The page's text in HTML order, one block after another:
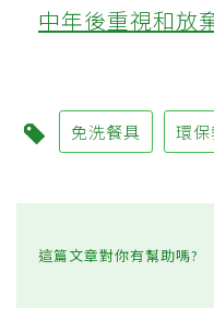
中年後重視和放
免洗餐具 環保
這篇文章對你有幫助嗎?